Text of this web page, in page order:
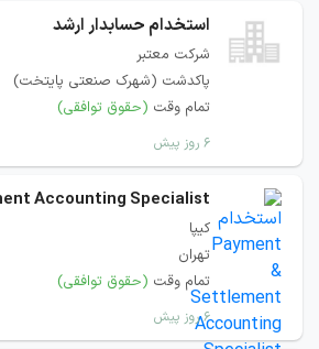
استخدام حسابدار ارشد
شرکت معتبر
پاکدشت (شهرک صنعتی پایتخت)
تمام وقت (حقوق توافقی)
۶ روز پیش
کیپا
تهران
تمام وقت (حقوق توافقی)
۶ روز پیش